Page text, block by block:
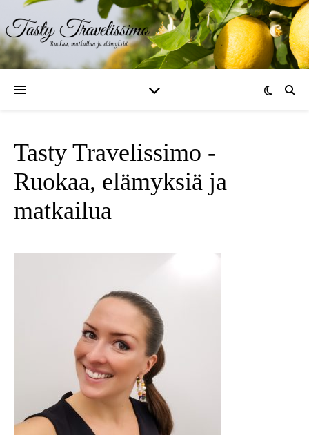
Tasty Travelissimo -
Ruokaa, elämyksiä ja
matkailua